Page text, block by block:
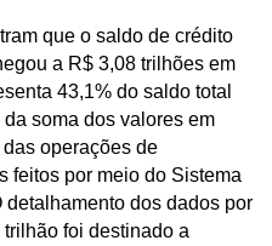
que o saldo de crédito
a R$ 3,08 trilhões em
43,1% do saldo total
soma dos valores em
operações de
feitos por meio do Sistema
dos dados por
foi destinado a